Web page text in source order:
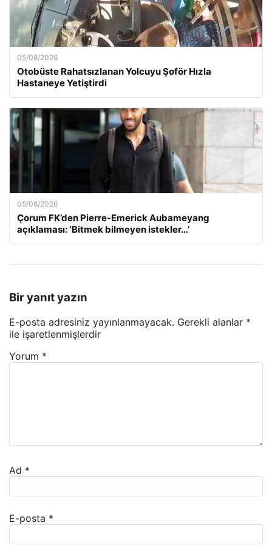
05/08/2026
Otobüste Rahatsızlanan Yolcuyu Şoför Hızla
Hastaneye Yetiştirdi
05/08/2026
Çorum FK’den Pierre-Emerick Aubameyang
açıklaması: ‘Bitmek bilmeyen istekler…’
Bir yanıt yazın
E-posta adresiniz yayınlanmayacak. Gerekli alanlar *
ile işaretlenmişlerdir
Yorum *
Ad *
E-posta *